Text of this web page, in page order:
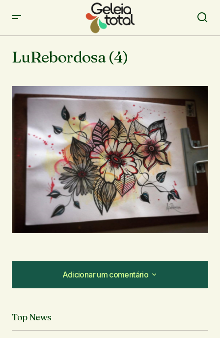
LuRebordosa (4)
Adicionar um comentário
Adicionar um comentário
O seu endereço de e-mail não será publicado.
Top News